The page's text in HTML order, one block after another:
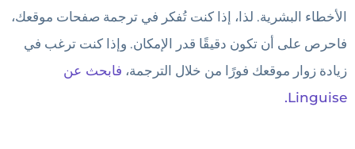
الأخطاء البشرية. لذا، إذا كنت تُفكر في ترجمة صفحات موقعك،
فاحرص على أن تكون دقيقًا قدر الإمكان. وإذا كنت ترغب في
زيادة زوار موقعك فورًا من خلال الترجمة، فابحث عن
Linguise.